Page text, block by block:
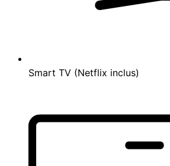
Smart TV (Netflix inclus)